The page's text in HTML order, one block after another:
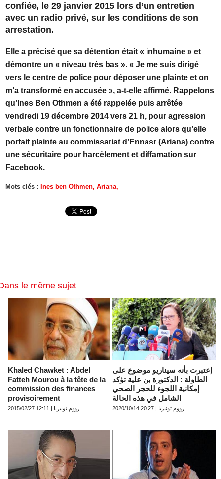
confiée, le 29 janvier 2015 lors d’un entretien
avec un radio privé, sur les conditions de son
arrestation.
Elle a précisé que sa détention était « inhumaine » et
démontre un « niveau très bas ». « Je me suis dirigé
vers le centre de police pour déposer une plainte et on
m’a transformé en accusée », a-t-elle affirmé. Rappelons
qu’Ines Ben Othmen a été rappelée puis arrêtée
vendredi 19 décembre 2014 vers 21 h, pour agression
verbale contre un fonctionnaire de police alors qu’elle
portait plainte au commissariat d’Ennasr (Ariana) contre
une sécuritaire pour harcèlement et diffamation sur
Facebook.
Mots clés : Ines ben Othmen, Ariana,
le même sujet
إعتبرت بأنه سيناريو موضوع على
الطاولة : الدكتورة بن علية تؤكد
إمكانية اللجوء للحجر الصحي
الشامل في هذه الحالة
زووم تونيزيا | 20:27 2020/10/14
Khaled Chawket : Abdel
Fatteh Mourou à la tête de la
commission des finances
provisoirement
زووم تونيزيا | 12:11 2015/02/27